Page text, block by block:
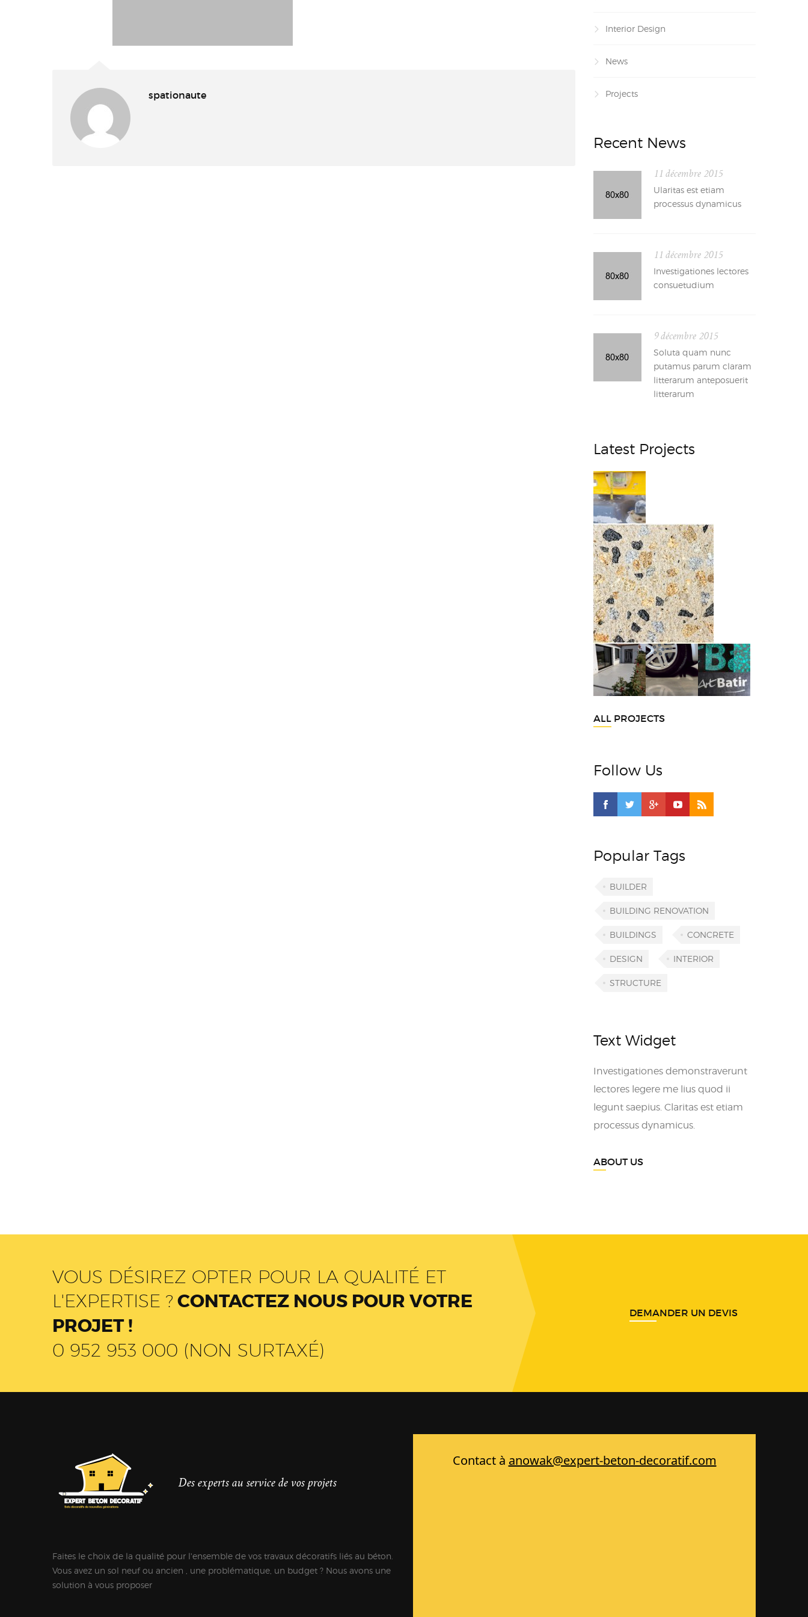
spationaute
Interior Design
News
Projects
Recent News
11 décembre 2015
Ularitas est etiam
processus dynamicus
11 décembre 2015
Investigationes lectores
consuetudium
9 décembre 2015
Soluta quam nunc
putamus parum claram
litterarum anteposuerit
litterarum
Latest Projects
ALL PROJECTS
Follow Us
Popular Tags
BUILDER
BUILDING RENOVATION
BUILDINGS CONCRETE
DESIGN INTERIOR
STRUCTURE
Text Widget
Investigationes demonstraverunt
lectores legere me lius quod ii
legunt saepius. Claritas est etiam
processus dynamicus.
ABOUT US
VOUS DÉSIREZ OPTER POUR LA QUALITÉ ET
L'EXPERTISE ? CONTACTEZ NOUS POUR VOTRE
PROJET !
0 952 953 000 (NON SURTAXÉ)
DEMANDER UN DEVIS
Des experts au service de vos projets
Faites le choix de la qualité pour l'ensemble de vos travaux décoratifs liés au béton.
Vous avez un sol neuf ou ancien , une problématique, un budget ? Nous avons une
solution à vous proposer